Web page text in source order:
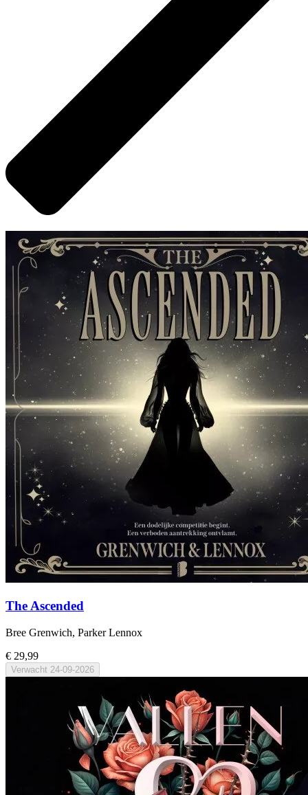
The Ascended
Bree Grenwich, Parker Lennox
€ 29,99
Verwacht 24-09-2026